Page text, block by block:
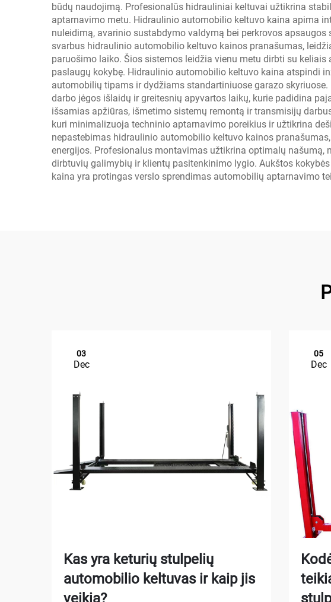
būdų naudojimą. Profesionalūs hidrauliniai keltuvai užtikrina
aptarnavimo metu. Hidraulinio automobilio keltuvo kaina apima
nuleidimą, avarinio sustabdymo valdymą bei perkrovos
svarbus hidraulinio automobilio keltuvo kainos pranašumas,
paruošimo laiko. Šios sistemos leidžia vienu metu dirbti su
paslaugų kokybę. Hidraulinio automobilio keltuvo kaina atspindi
automobilių tipams ir dydžiams standartiniuose garazo
darbo jėgos išlaidų ir greitesnių apyvartos laikų, kurie padidina
išsamias apžiūras, išmetimo sistemų remontą ir transmisijų
kuri minimalizuoja techninio aptarnavimo poreikius ir užtikrina
nepastebimas hidraulinio automobilio keltuvo kainos
energijos. Profesionalus montavimas užtikrina optimalų
dirbtuvių galimybių ir klientų pasitenkinimo lygio. Aukštos
kaina yra protingas verslo sprendimas automobilių aptarnavimo
03
Dec
Kas yra keturių stulpelių
automobilio keltuvas ir kaip jis
veikia?
05
Dec